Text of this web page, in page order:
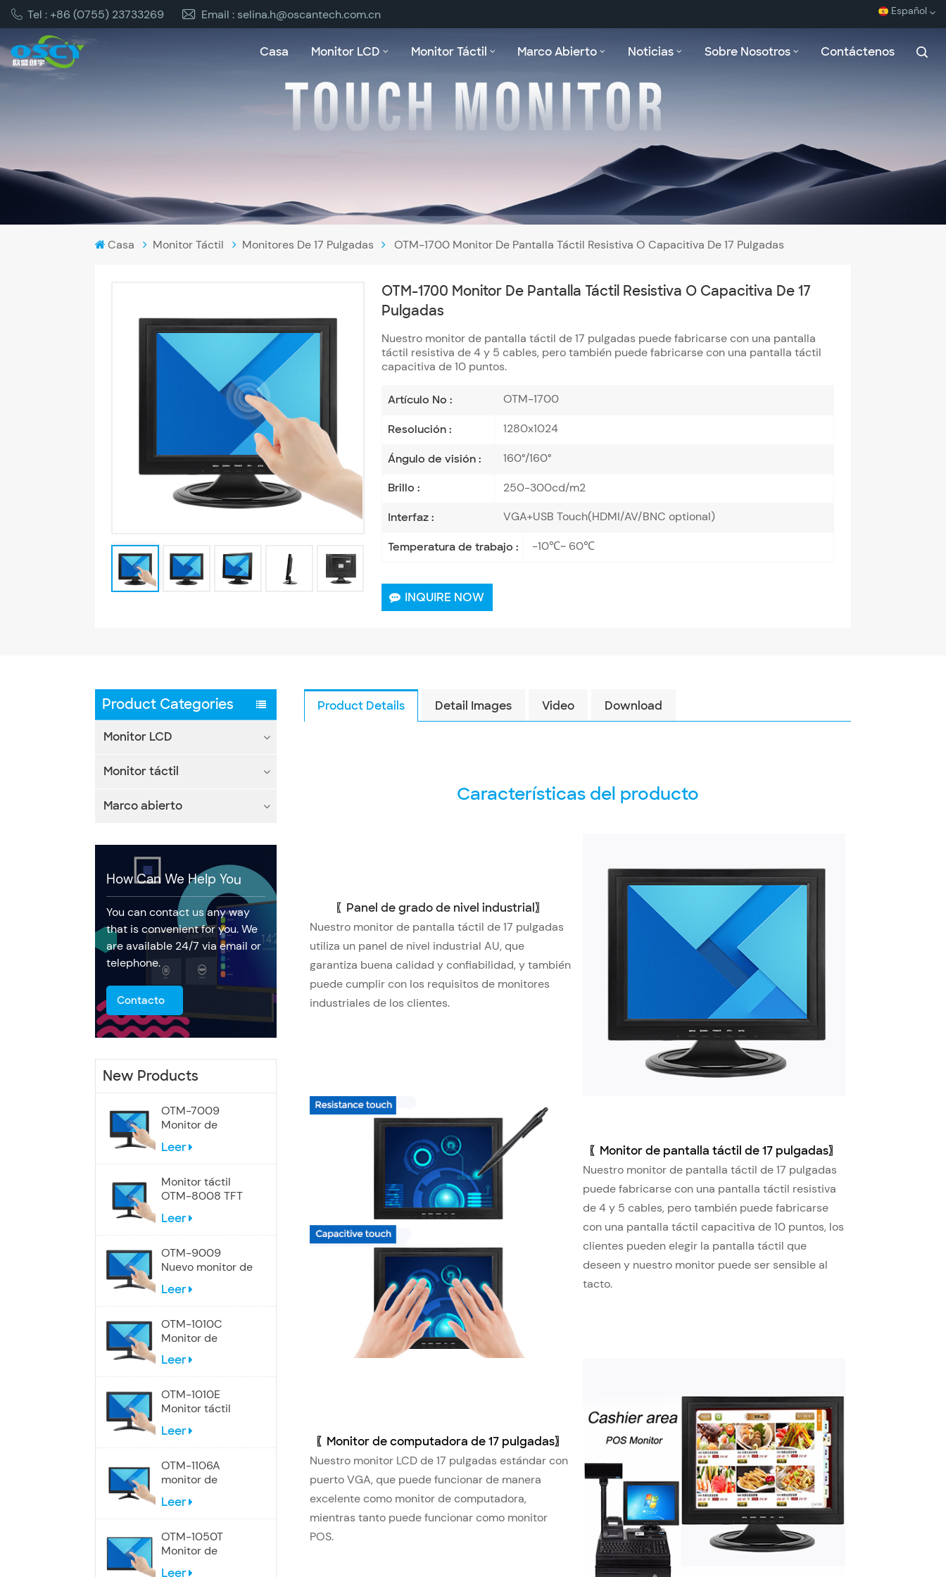
Tel : +86 (0755) 23733269 Email : selina.h@oscantech.com.cn Español
بالعربية
Casa Monitor LCD Monitor Táctil Marco Abierto Noticias Sobre Nosotros Contáctenos
Casa Monitor Táctil Monitores De 17 Pulgadas OTM-1700 Monitor De Pantalla Táctil Resistiva O Capacitiva De 17 Pulgadas
OTM-1700 Monitor De Pantalla Táctil Resistiva O Capacitiva De 17
Pulgadas
Nuestro monitor de pantalla táctil de 17 pulgadas puede fabricarse con una pantalla
táctil resistiva de 4 y 5 cables, pero también puede fabricarse con una pantalla táctil
capacitiva de 10 puntos.
Artículo No : OTM-1700
Resolución : 1280x1024
Ángulo de visión : 160°/160°
Brillo : 250-300cd/m2
Interfaz : VGA+USB Touch(HDMI/AV/BNC optional)
Temperatura de trabajo : -10℃~ 60℃
INQUIRE NOW
Product Categories
Monitor LCD
Monitor táctil
Marco abierto
How Can We Help You
You can contact us any way
that is convenient for you. We
are available 24/7 via email or
telephone.
Contacto
New Products
OTM-7009
Monitor de
7 pulgadas
Leer
Monitor táctil
OTM-8008 TFT
pulgadas
Leer
OTM-9009
Nuevo monitor de
9 pulgadas
Leer
OTM-1010C
Monitor de
pantalla táctil
industrial de 10,1
pulgadas
Leer
OTM-1010E
Monitor táctil
panorámico de
10,1 pulgadas
Leer
OTM-1106A
monitor de
pantalla táctil de
12 pulgadas
Leer
OTM-1050T
Monitor de
pantalla táctil
Leer
Product Details Detail Images Video Download
Características del producto
〖 Panel de grado de nivel industrial〗
Nuestro monitor de pantalla táctil de 17 pulgadas
utiliza un panel de nivel industrial AU, que
garantiza buena calidad y confiabilidad, y también
puede cumplir con los requisitos de monitores
industriales de los clientes.
〖 Monitor de pantalla táctil de 17 pulgadas〗
Nuestro monitor de pantalla táctil de 17 pulgadas
puede fabricarse con una pantalla táctil resistiva
de 4 y 5 cables, pero también puede fabricarse
con una pantalla táctil capacitiva de 10 puntos, los
clientes pueden elegir la pantalla táctil que
deseen y nuestro monitor puede ser sensible al
tacto.
〖 Monitor de computadora de 17 pulgadas〗
Nuestro monitor LCD de 17 pulgadas estándar con
puerto VGA, que puede funcionar de manera
excelente como monitor de computadora,
mientras tanto puede funcionar como monitor
POS.